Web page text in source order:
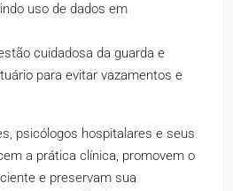
uso de dados em
cuidadosa da guarda e
para evitar vazamentos e
psicólogos hospitalares e seus
a prática clínica, promovem o
e preservam sua